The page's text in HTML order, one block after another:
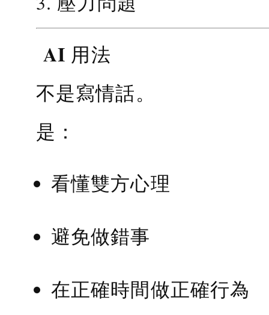
AI 用法
不是寫情話。
是：
看懂雙方心理
避免做錯事
在正確時間做正確行為